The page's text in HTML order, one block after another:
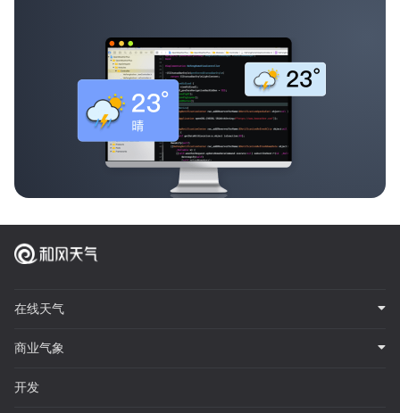
在线天气
商业气象
开发